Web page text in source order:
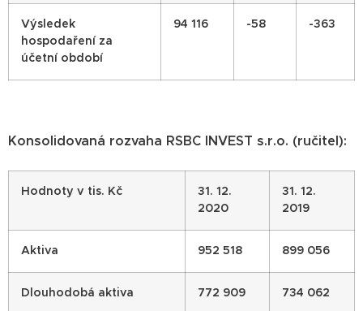
Výsledek
hospodaření za
účetní období
94 116 -58 -363
Konsolidovaná rozvaha RSBC INVEST s.r.o. (ručitel):
Hodnoty v tis. Kč
31. 12.
2020
31. 12.
2019
Aktiva 952 518 899 056
Dlouhodobá aktiva 772 909 734 062